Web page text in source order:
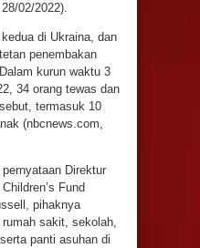
02/2022).
di Ukraina, dan
penembakan
kurun waktu 3
34 orang tewas dan
termasuk 10
(nbcnews.com,
Direktur
Fund
pihaknya
sakit, sekolah,
panti asuhan di